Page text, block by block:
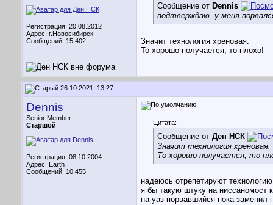
Регистрация: 20.08.2012
Адрес: г.Новосибирск
Сообщений: 15,402
Сообщение от Dennis
подтверждаю. у меня
Значит технология хреновая.
То хорошо получается, то плохо!
26.10.2021, 13:27
Dennis
Senior Member
Старшой
Регистрация: 08.10.2004
Адрес: Earth
Сообщений: 10,455
Цитата:
Сообщение от Ден НСК
Значит технология хреновая.
То хорошо получается, то
надеюсь отрепетируют
я бы такую штуку на ниссаномост
на уаз порвавшийся пока заменил